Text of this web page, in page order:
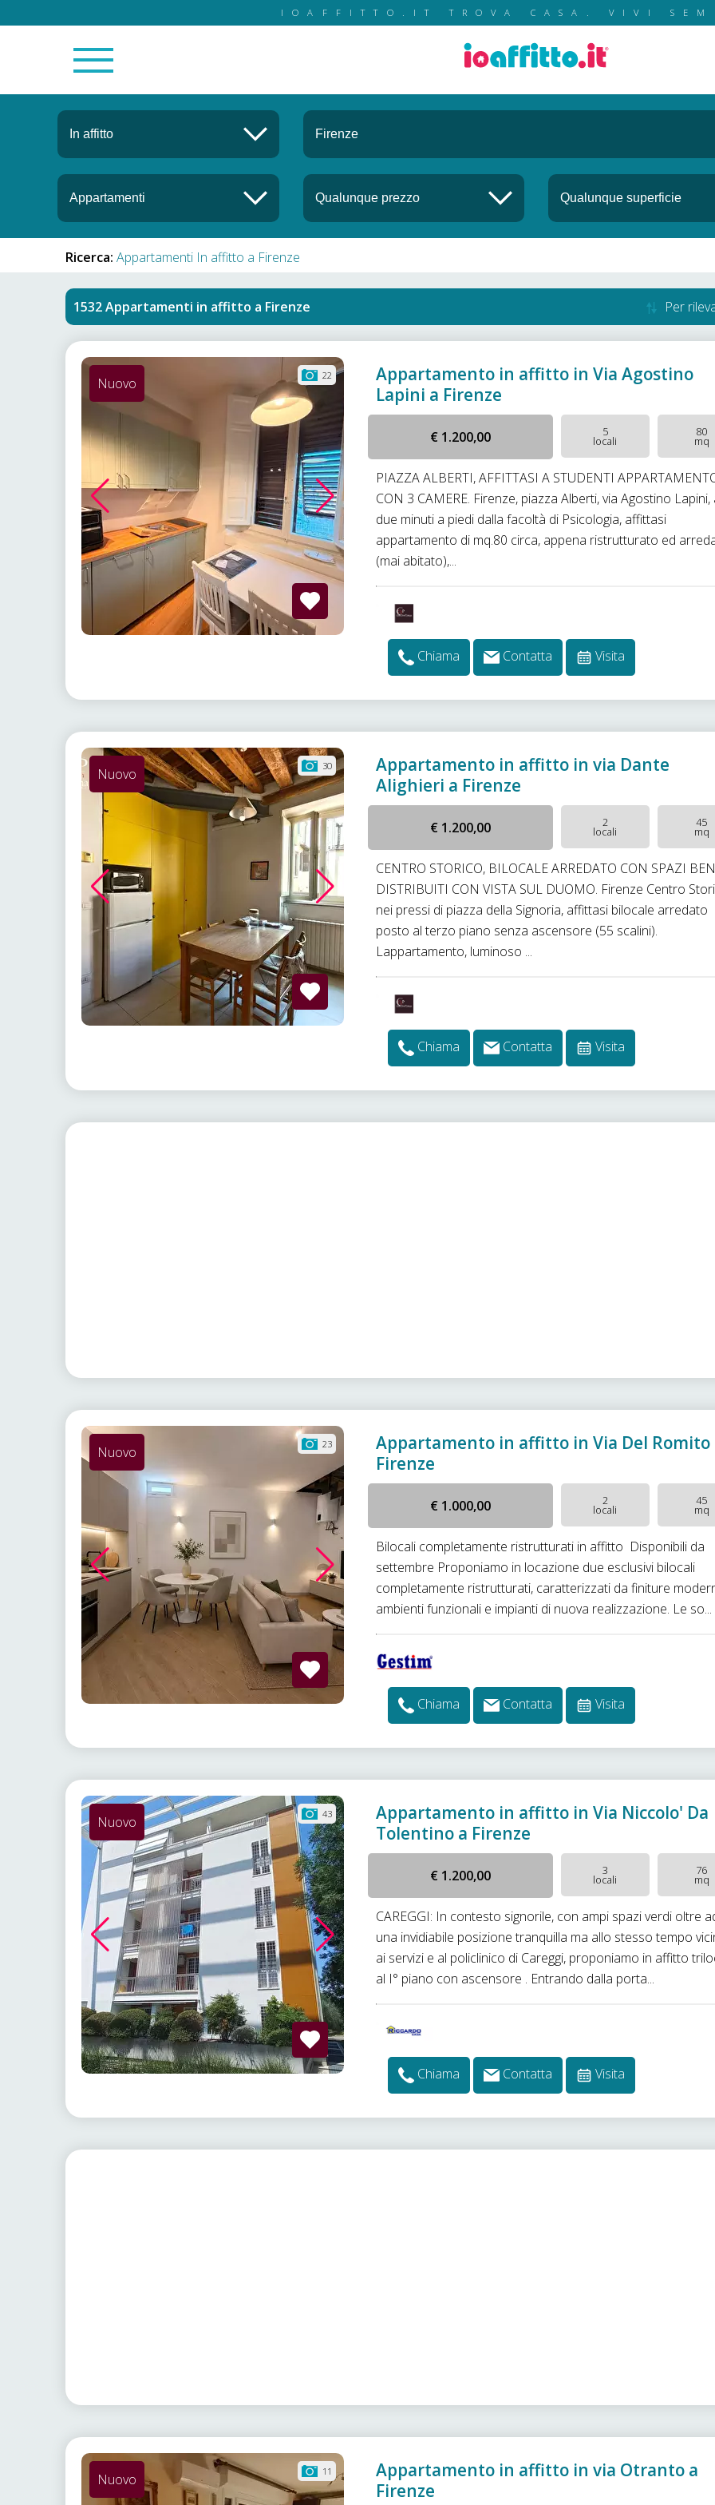
IOAFFITTO.IT TROVA CASA. VIVI
Ricerca: Appartamenti In affitto a Firenze
Appartamenti in affitto a Firenze Per
22
Nuovo
Appartamento in affitto in Via Agostino
Lapini a Firenze
€ 1.200,00 5
locali
80
mq
PIAZZA ALBERTI, AFFITTASI A STUDENTI
CON 3 CAMERE. Firenze, piazza Alberti, via Agostino Lapini,
due minuti a piedi dalla facoltà di Psicologia, affittasi
appartamento di mq.80 circa, appena ristrutturato ed
(mai abitato),...
Chiama Contatta Visita
30
Nuovo
Appartamento in affitto in via Dante
Alighieri a Firenze
€ 1.200,00 2
locali
45
mq
CENTRO STORICO, BILOCALE ARREDATO CON SPAZI BEN
DISTRIBUITI CON VISTA SUL DUOMO. Firenze Centro
nei pressi di piazza della Signoria, affittasi bilocale arredato
posto al terzo piano senza ascensore (55 scalini).
Lappartamento, luminoso ...
Chiama Contatta Visita
23
Nuovo
Appartamento in affitto in Via Del Romito
Firenze
€ 1.000,00 2
locali
45
mq
Bilocali completamente ristrutturati in affitto  Disponibili da
settembre Proponiamo in locazione due esclusivi bilocali
completamente ristrutturati, caratterizzati da finiture
ambienti funzionali e impianti di nuova realizzazione. Le so...
Chiama Contatta Visita
43
Nuovo
Appartamento in affitto in Via Niccolo' Da
Tolentino a Firenze
€ 1.200,00 3
locali
76
mq
CAREGGI: In contesto signorile, con ampi spazi verdi oltre
una invidiabile posizione tranquilla ma allo stesso tempo
ai servizi e al policlinico di Careggi, proponiamo in affitto
al I° piano con ascensore . Entrando dalla porta...
Chiama Contatta Visita
11
Nuovo
Appartamento in affitto in via Otranto a
Firenze